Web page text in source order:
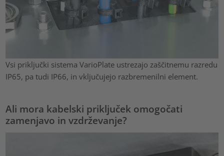
Vsi priključki sistema VarioPlate ustrezajo zaščitnemu razredu
IP65, pa tudi IP66, in vključujejo razbremenilni element.
Ali mora kabelski priključek omogočati
zamenjavo in vzdrževanje?